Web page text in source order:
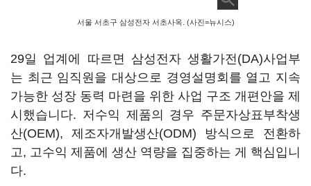
서울 서초구 삼성전자 서초사옥. (사진=뉴시스)
29일 업계에 따르면 삼성전자 생활가전(DA)사업부
는 최근 임직원을 대상으로 경영설명회를 열고 지속
가능한 성장 동력 마련을 위한 사업 구조 개편안을 제
시했습니다. 저수익 제품의 경우 주문자상표부착생
산(OEM), 제조자개발생산(ODM) 방식으로 전환하
고, 고수익 제품에 생산 역량을 집중하는 게 핵심입니
다.